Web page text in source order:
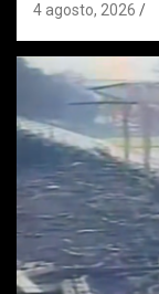
4 agosto, 2026